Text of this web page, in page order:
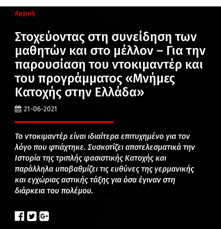
Αρχική
Στοχεύοντας στη συνείδηση των
μαθητών και στο μέλλον – Για την
παρουσίαση του ντοκιμαντέρ και
του προγράμματος «Μνήμες
Κατοχής στην Ελλάδα»
21-06-2021
Το ντοκιμαντέρ είναι ιδιαίτερα επιτυχημένο για τον
λόγο που φτιάχτηκε. Συσκοτίζει αποτελεσματικά την
Ιστορία της τριπλής φασιστικής Κατοχής και
παράλληλα υποβαθμίζει τις ευθύνες της γερμανικής
και εγχώριας αστικής τάξης για όσα έγιναν στη
διάρκεια του πολέμου.